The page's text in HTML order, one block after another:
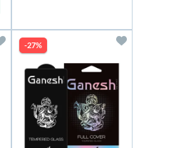
-27%